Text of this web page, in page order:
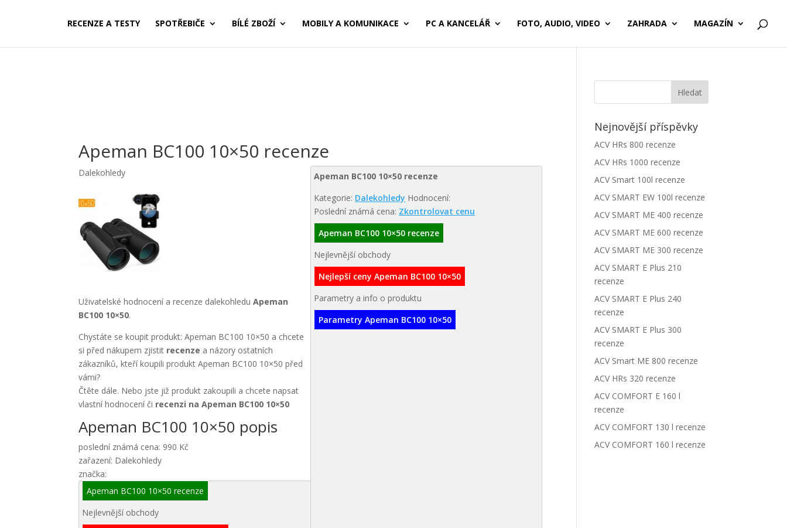
RECENZE A TESTY SPOTŘEBIČE BÍLÉ ZBOŽÍ MOBILY A KOMUNIKACE PC A KANCELÁŘ FOTO, AUDIO, VIDEO ZAHRADA MAGAZÍN
Apeman BC100 10×50 recenze
Apeman BC100 10×50 recenze
Kategorie: Dalekohledy Hodnocení:
Poslední známá cena: Zkontrolovat cenu
Apeman BC100 10×50 recenze
Nejlevnější obchody
Nejlepší ceny Apeman BC100 10×50
Parametry a info o produktu
Parametry Apeman BC100 10×50
Dalekohledy
Uživatelské hodnocení a recenze dalekohleduApeman
BC100 10×50.
Chystáte se koupit produkt: Apeman BC100 10×50 a chcete
si před nákupem zjistit recenze a názory ostatních
zákazníků, kteří koupili produkt Apeman BC100 10×50 před
vámi?
Čtěte dále. Nebo jste již produkt zakoupili a chcete napsat
vlastní hodnocení či recenzi na Apeman BC100 10×50
Apeman BC100 10×50 popis
poslední známá cena: 990 Kč
zařazení: Dalekohledy
značka:
Apeman BC100 10×50 recenze
Nejlevnější obchody
Nejnovější příspěvky
ACV HRs 800 recenze
ACV HRs 1000 recenze
ACV Smart 100l recenze
ACV SMART EW 100l recenze
ACV SMART ME 400 recenze
ACV SMART ME 600 recenze
ACV SMART ME 300 recenze
ACV SMART E Plus 210
recenze
ACV SMART E Plus 240
recenze
ACV SMART E Plus 300
recenze
ACV Smart ME 800 recenze
ACV HRs 320 recenze
ACV COMFORT E 160 l
recenze
ACV COMFORT 130 l recenze
ACV COMFORT 160 l recenze